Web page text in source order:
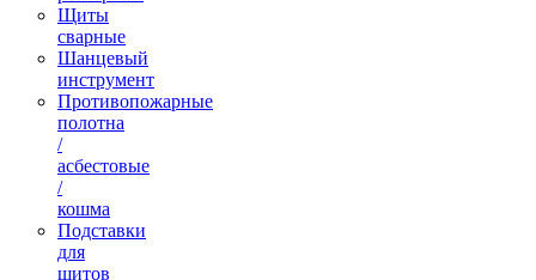
Щиты
сварные
Шанцевый
инструмент
Противопожарные
полотна
/
асбестовые
/
кошма
Подставки
для
щитов